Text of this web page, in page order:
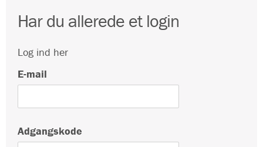
Har du allerede et login
Log ind her
E-mail
Adgangskode